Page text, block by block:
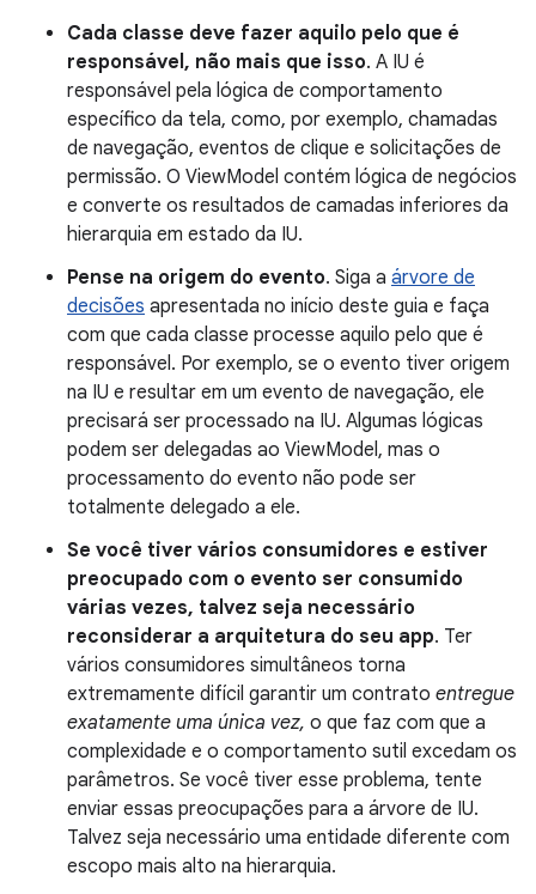
Cada classe deve fazer aquilo pelo que é
responsável, não mais que isso. A IU é
responsável pela lógica de comportamento
específico da tela, como, por exemplo, chamadas
de navegação, eventos de clique e solicitações de
permissão. O ViewModel contém lógica de negócios
e converte os resultados de camadas inferiores da
hierarquia em estado da IU.
Pense na origem do evento. Siga a árvore de
decisões apresentada no início deste guia e faça
com que cada classe processe aquilo pelo que é
responsável. Por exemplo, se o evento tiver origem
na IU e resultar em um evento de navegação, ele
precisará ser processado na IU. Algumas lógicas
podem ser delegadas ao ViewModel, mas o
processamento do evento não pode ser
totalmente delegado a ele.
Se você tiver vários consumidores e estiver
preocupado com o evento ser consumido
várias vezes, talvez seja necessário
reconsiderar a arquitetura do seu app. Ter
vários consumidores simultâneos torna
extremamente difícil garantir um contrato entregue
exatamente uma única vez, o que faz com que a
complexidade e o comportamento sutil excedam os
parâmetros. Se você tiver esse problema, tente
enviar essas preocupações para a árvore de IU.
Talvez seja necessário uma entidade diferente com
escopo mais alto na hierarquia.